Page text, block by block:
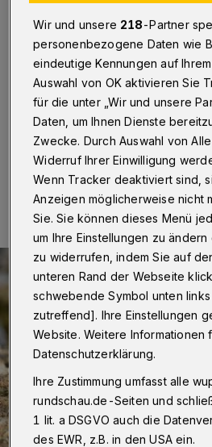
Wuppertal·Zu einer Exkursion
Vielfalt heimischer
Wuppertal Interessierte für
ein. Treffpunkt ist um 10 Uhr
Schöller (Zur Düssel 1).
31.07.2025 , 10:30 Uhr Eine
Wir und unsere 218-Partner
personenbezogene Daten wie
eindeutige Kennungen auf
Auswahl von OK aktivieren Sie
für die unter „Wir und unsere
Daten, um Ihnen Dienste
Zwecke. Durch Auswahl von
Widerruf Ihrer Einwilligung
Wenn Tracker deaktiviert sind,
Anzeigen möglicherweise nicht
Sie. Sie können dieses Menü
um Ihre Einstellungen zu
zu widerrufen, indem Sie auf
unteren Rand der Webseite
schwebende Symbol unten
zutreffend]. Ihre Einstellungen
Website. Weitere Informationen
Datenschutzerklärung.
Ihre Zustimmung umfasst alle
rundschau.de-Seiten und
1 lit. a DSGVO auch die
des EWR, z.B. in den USA ein.